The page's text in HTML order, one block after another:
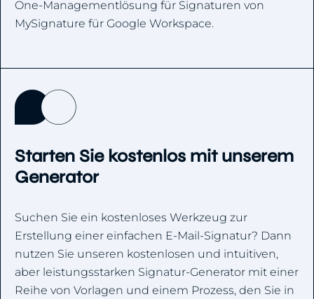
One-Managementlösung für Signaturen von
MySignature für Google Workspace.
Starten Sie kostenlos mit unserem
Generator
Suchen Sie ein kostenloses Werkzeug zur
Erstellung einer einfachen E-Mail-Signatur? Dann
nutzen Sie unseren kostenlosen und intuitiven,
aber leistungsstarken Signatur-Generator mit einer
Reihe von Vorlagen und einem Prozess, den Sie in